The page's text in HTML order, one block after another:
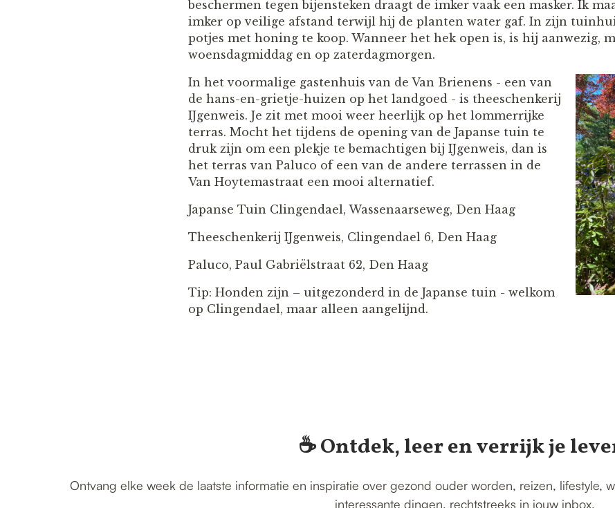
beschermen tegen bijensteken draagt de imker vaak een masker. Ik
imker op veilige afstand terwijl hij de planten water gaf. In zijn
potjes met honing te koop. Wanneer het hek open is, is hij aanwezig,
woensdagmiddag en op zaterdagmorgen.
In het voormalige gastenhuis van de Van Brienens - een van
de hans-en-grietje-huizen op het landgoed - is theeschenkerij
IJgenweis. Je zit met mooi weer heerlijk op het lommerrijke
terras. Mocht het tijdens de opening van de Japanse tuin te
druk zijn om een plekje te bemachtigen bij IJgenweis, dan is
het terras van Paluco of een van de andere terrassen in de
Van Hoytemastraat een mooi alternatief.
Japanse Tuin Clingendael, Wassenaarseweg, Den Haag
Theeschenkerij IJgenweis, Clingendael 6, Den Haag
Paluco, Paul Gabriëlstraat 62, Den Haag
Tip: Honden zijn – uitgezonderd in de Japanse tuin - welkom
op Clingendael, maar alleen aangelijnd.
☕️ Ontdek, leer en verrijk je
Ontvang elke week de laatste informatie en inspiratie over gezond ouder worden, reizen, lifestyle,
interessante dingen, rechtstreeks in jouw inbox.